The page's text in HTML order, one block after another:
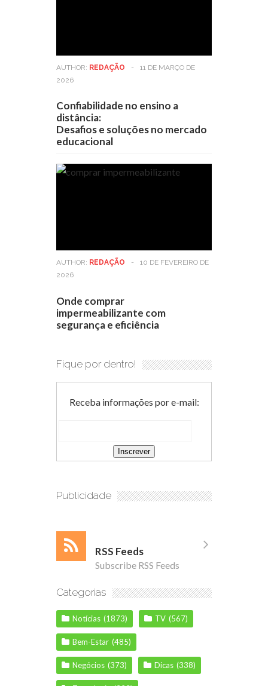
AUTHOR: REDAÇÃO -
11 DE MARÇO DE
2026
Confiabilidade no ensino a
distância:
Desafios e soluções no mercado
educacional
AUTHOR: REDAÇÃO -
10 DE FEVEREIRO DE
2026
Onde comprar
impermeabilizante com
segurança e eficiência
Fique por dentro!
Receba informações por e-mail:
Publicidade
RSS Feeds
Subscribe RSS Feeds
Categorias
Notícias (1873) TV (567)
Bem-Estar (485)
Negócios (373) Dicas (338)